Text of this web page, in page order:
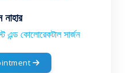
এন্ড কোলোরেকটাল সার্জন